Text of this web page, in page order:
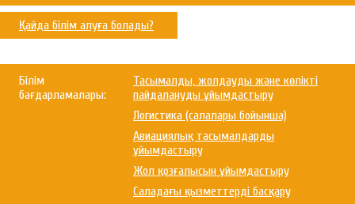
Қайда білім алуға болады?
Білім
бағдарламалары:
Тасымалды, жолдауды және көлікті
пайдалануды ұйымдастыру
Логистика (салалары бойынша)
Авиациялық тасымалдарды
ұйымдастыру
Жол қозғалысын ұйымдастыру
Саладағы қызметтерді басқару